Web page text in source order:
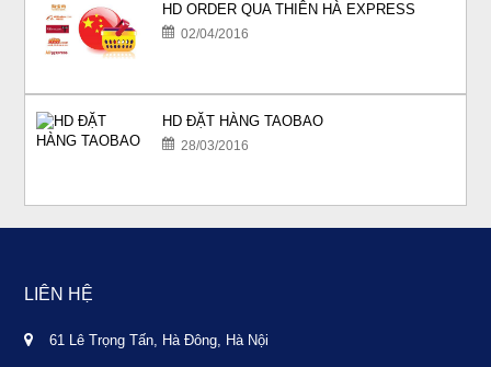
HD ORDER QUA THIÊN HÀ EXPRESS
02/04/2016
HD ĐẶT HÀNG TAOBAO
28/03/2016
LIÊN HỆ
61 Lê Trọng Tấn, Hà Đông, Hà Nội